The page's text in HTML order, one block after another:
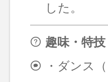
した。
趣味・特技
・ダンス